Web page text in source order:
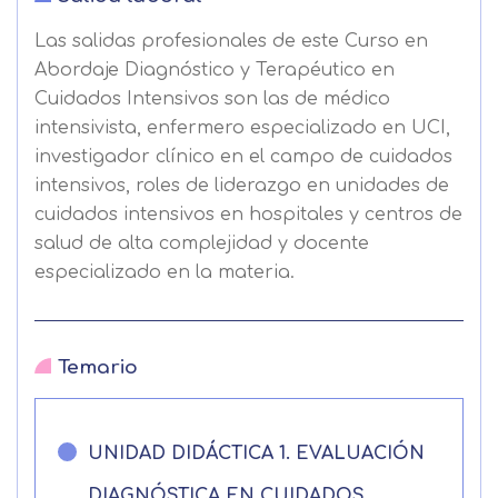
Las salidas profesionales de este Curso en
Abordaje Diagnóstico y Terapéutico en
Cuidados Intensivos son las de médico
intensivista, enfermero especializado en UCI,
investigador clínico en el campo de cuidados
intensivos, roles de liderazgo en unidades de
cuidados intensivos en hospitales y centros de
salud de alta complejidad y docente
especializado en la materia.
Temario
UNIDAD DIDÁCTICA 1. EVALUACIÓN
Solicitar
información
Apellidos